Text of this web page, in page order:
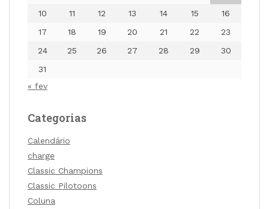
10
11 12 13 14 15
16
17
18 19 20 21 22
23
24
25 26 27 28 29
30
31
« fev
Categorias
Calendário
charge
Classic Champions
Classic Pilotoons
Coluna